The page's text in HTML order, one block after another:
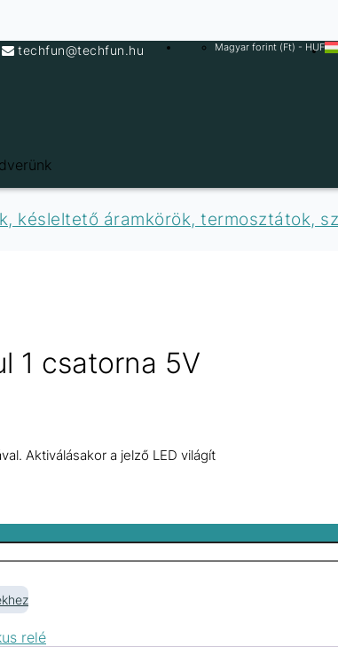
techfun@techfun.hu Magyar forint (Ft) - HUF
késleltető áramkörök, termosztátok,
1 csatorna 5V
Aktiválásakor a jelző LED világít
relé